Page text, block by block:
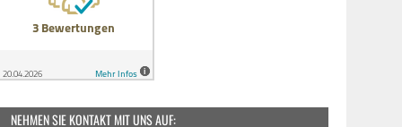
NEHMEN SIE KONTAKT MIT UNS AUF: